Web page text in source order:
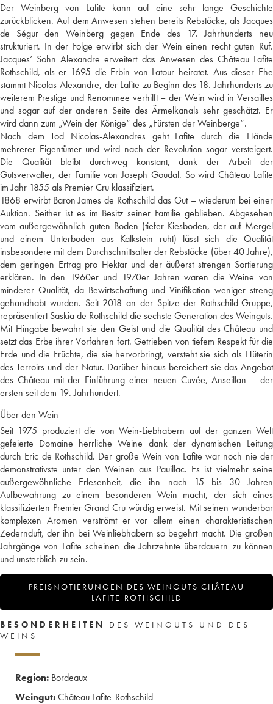
Der Weinberg von Lafite kann auf eine sehr lange Geschichte
zurückblicken. Auf dem Anwesen stehen bereits Rebstöcke, als Jacques
de Ségur den Weinberg gegen Ende des 17. Jahrhunderts neu
strukturiert. In der Folge erwirbt sich der Wein einen recht guten Ruf.
Jacques‘ Sohn Alexandre erweitert das Anwesen des Château Lafite
Rothschild, als er 1695 die Erbin von Latour heiratet. Aus dieser Ehe
stammt Nicolas-Alexandre, der Lafite zu Beginn des 18. Jahrhunderts zu
weiterem Prestige und Renommee verhilft – der Wein wird in Versailles
und sogar auf der anderen Seite des Ärmelkanals sehr geschätzt. Er
wird dann zum „Wein der Könige“ des „Fürsten der Weinberge“.
Nach dem Tod Nicolas-Alexandres geht Lafite durch die Hände
mehrerer Eigentümer und wird nach der Revolution sogar versteigert.
Die Qualität bleibt durchweg konstant, dank der Arbeit der
Gutsverwalter, der Familie von Joseph Goudal. So wird Château Lafite
im Jahr 1855 als Premier Cru klassifiziert.
1868 erwirbt Baron James de Rothschild das Gut – wiederum bei einer
Auktion. Seither ist es im Besitz seiner Familie geblieben. Abgesehen
vom außergewöhnlich guten Boden (tiefer Kiesboden, der auf Mergel
und einem Unterboden aus Kalkstein ruht) lässt sich die Qualität
insbesondere mit dem Durchschnittsalter der Rebstöcke (über 40 Jahre),
dem geringen Ertrag pro Hektar und der äußerst strengen Sortierung
erklären. In den 1960er und 1970er Jahren waren die Weine von
minderer Qualität, da Bewirtschaftung und Vinifikation weniger streng
gehandhabt wurden. Seit 2018 an der Spitze der Rothschild-Gruppe,
repräsentiert Saskia de Rothschild die sechste Generation des Weinguts.
Mit Hingabe bewahrt sie den Geist und die Qualität des Château und
setzt das Erbe ihrer Vorfahren fort. Getrieben von tiefem Respekt für die
Erde und die Früchte, die sie hervorbringt, versteht sie sich als Hüterin
des Terroirs und der Natur. Darüber hinaus bereichert sie das Angebot
des Château mit der Einführung einer neuen Cuvée, Anseillan – der
ersten seit dem 19. Jahrhundert.
Über den Wein
Seit 1975 produziert die von Wein-Liebhabern auf der ganzen Welt
gefeierte Domaine herrliche Weine dank der dynamischen Leitung
durch Eric de Rothschild. Der große Wein von Lafite war noch nie der
demonstrativste unter den Weinen aus Pauillac. Es ist vielmehr seine
außergewöhnliche Erlesenheit, die ihn nach 15 bis 30 Jahren
Aufbewahrung zu einem besonderen Wein macht, der sich eines
klassifizierten Premier Grand Cru würdig erweist. Mit seinen wunderbar
komplexen Aromen verströmt er vor allem einen charakteristischen
Zedernduft, der ihn bei Weinliebhabern so begehrt macht. Die großen
Jahrgänge von Lafite scheinen die Jahrzehnte überdauern zu können
und unsterblich zu sein.
PREISNOTIERUNGEN DES WEINGUTS CHÂTEAU
LAFITE-ROTHSCHILD
BESONDERHEITEN
DES WEINGUTS UND DES
WEINS
Region: Bordeaux
Weingut:Château Lafite-Rothschild